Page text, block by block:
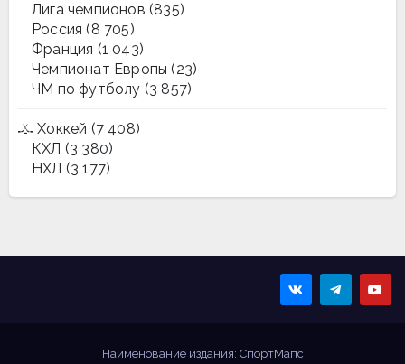
Лига чемпионов (835)
Россия (8 705)
Франция (1 043)
Чемпионат Европы (23)
ЧМ по футболу (3 857)
Хоккей (7 408)
КХЛ (3 380)
НХЛ (3 177)
Наименование издания: СпортМапс